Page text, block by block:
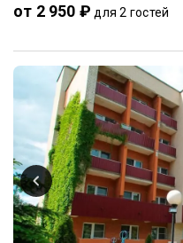
от 2 950 ₽ для 2 гостей